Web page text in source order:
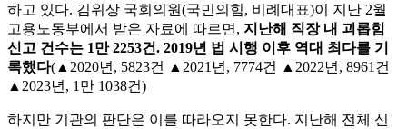
하고 있다. 김위상 국회의원(국민의힘, 비례대표)이 지난 2월
고용노동부에서 받은 자료에 따르면, 지난해 직장 내 괴롭힘
신고 건수는 1만 2253건. 2019년 법 시행 이후 역대 최다를 기
록했다(▲2020년, 5823건 ▲2021년, 7774건 ▲2022년, 8961건
▲2023년, 1만 1038건)
하지만 기관의 판단은 이를 따라오지 못한다. 지난해 전체 신